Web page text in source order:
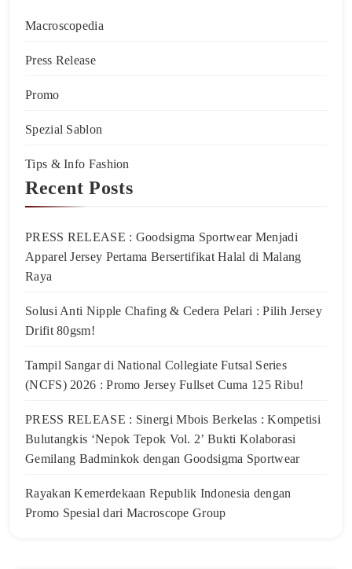
Macroscopedia
Press Release
Promo
Spezial Sablon
Tips & Info Fashion
Recent Posts
PRESS RELEASE : Goodsigma Sportwear Menjadi
Apparel Jersey Pertama Bersertifikat Halal di Malang
Raya
Solusi Anti Nipple Chafing & Cedera Pelari : Pilih Jersey
Drifit 80gsm!
Tampil Sangar di National Collegiate Futsal Series
(NCFS) 2026 : Promo Jersey Fullset Cuma 125 Ribu!
PRESS RELEASE : Sinergi Mbois Berkelas : Kompetisi
Bulutangkis ‘Nepok Tepok Vol. 2’ Bukti Kolaborasi
Gemilang Badminkok dengan Goodsigma Sportwear
Rayakan Kemerdekaan Republik Indonesia dengan
Promo Spesial dari Macroscope Group